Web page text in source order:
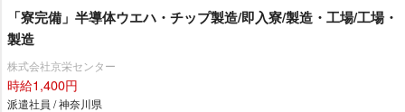
「寮完備」半導体ウエハ・チップ製造/即入寮/製造・工場/工場・
製造
株式会社京栄センター
時給1,400円
派遣社員 / 神奈川県